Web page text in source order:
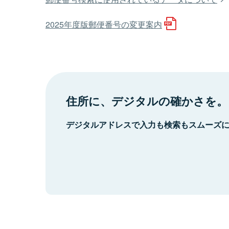
2025年度版郵便番号の変更案内
住所に、デジタルの確かさを。
デジタルアドレスで入力も検索もスムーズ